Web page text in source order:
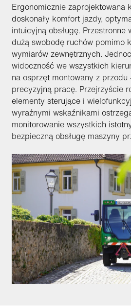
Ergonomicznie zaprojektowana
doskonały komfort jazdy,
intuicyjną obsługę. Przestronne
dużą swobodę ruchów pomimo
wymiarów zewnętrznych.
widoczność we wszystkich
na osprzęt montowany z przodu
precyzyjną pracę. Przejrzyście
elementy sterujące i
wyraźnymi wskaźnikami
monitorowanie wszystkich
bezpieczną obsługę maszyny